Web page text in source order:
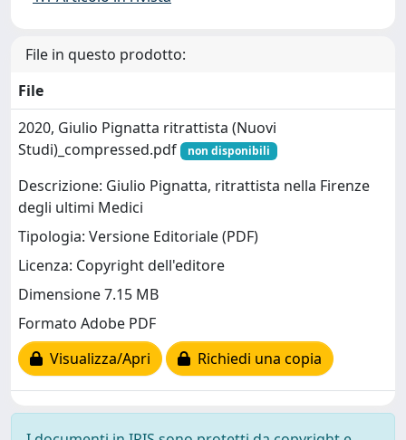
File in questo prodotto:
File
2020, Giulio Pignatta ritrattista (Nuovi
Studi)_compressed.pdf
non disponibili
Descrizione: Giulio Pignatta, ritrattista nella Firenze
degli ultimi Medici
Tipologia: Versione Editoriale (PDF)
Licenza: Copyright dell'editore
Dimensione 7.15 MB
Formato Adobe PDF
Visualizza/Apri
Richiedi una copia